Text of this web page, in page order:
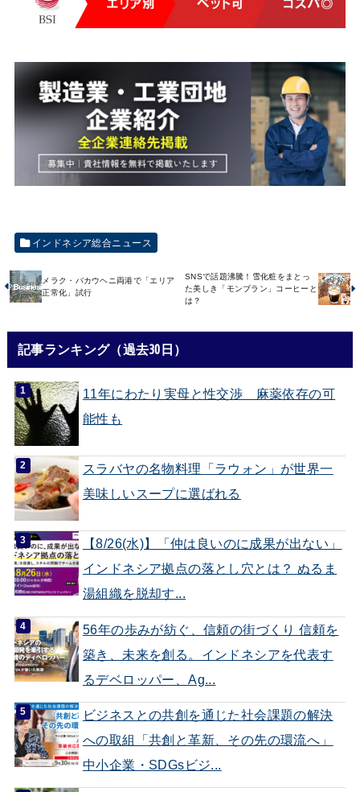
インドネシア総合ニュース
メラク・バカウヘニ両港で「エリア
正常化」試行
SNSで話題沸騰！雪化粧をまとっ
た美しき「モンブラン」コーヒーと
は？
記事ランキング（過去30日）
11年にわたり実母と性交渉 麻薬依存の可
能性も
スラバヤの名物料理「ラウォン」が世界一
美味しいスープに選ばれる
【8/26(水)】「仲は良いのに成果が出ない」
インドネシア拠点の落とし穴とは？ ぬるま
湯組織を脱却す...
56年の歩みが紡ぐ、信頼の街づくり 信頼を
築き、未来を創る。インドネシアを代表す
るデベロッパー、Ag...
ビジネスとの共創を通じた社会課題の解決
への取組「共創と革新、その先の環流へ」
中小企業・SDGsビジ...